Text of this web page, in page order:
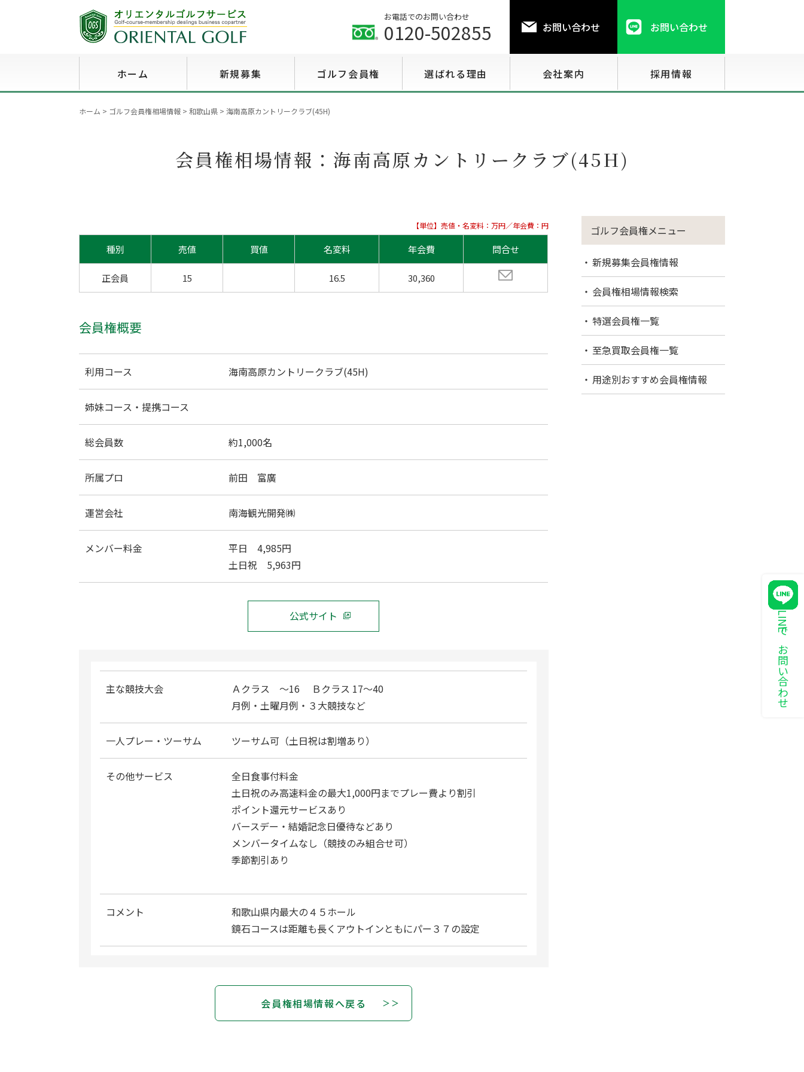
お電話でのお問い合わせ
0120-502855 お問い合わせ お問い合わせ
ホーム 新規募集 ゴルフ会員権
ゴルフ会員権相場情報
至急買い会員権情報
選ばれる理由 会社案内 採用情報
LINEでお問い合わせ
ホーム > ゴルフ会員権相場情報 > 和歌山県 > 海南高原カントリークラブ(45H)
会員権相場情報： 海南高原カントリークラブ(45H)
【単位】売値・名変料：万円／年会費：円
種別 売値 買値 名変料 年会費 問合せ
正会員 15 16.5 30,360
会員権概要
利用コース 海南高原カントリークラブ(45H)
姉妹コース・提携コース
総会員数 約1,000名
所属プロ 前田 富廣
運営会社 南海観光開発㈱
メンバー料金
平日 4,985円
土日祝 5,963円
公式サイト
主な競技大会
Ａクラス ～16 Ｂクラス 17～40
月例・土曜月例・３大競技など
一人プレー・ツーサム ツーサム可（土日祝は割増あり）
その他サービス
全日食事付料金
土日祝のみ高速料金の最大1,000円までプレー費より割引
ポイント還元サービスあり
バースデー・結婚記念日優待などあり
メンバータイムなし（競技のみ組合せ可）
季節割引あり
コメント
和歌山県内最大の４５ホール
鏡石コースは距離も長くアウトインともにパー３７の設定
会員権相場情報へ戻る
ゴルフ会員権メニュー
新規募集会員権情報
会員権相場情報検索
特選会員権一覧
至急買取会員権一覧
用途別おすすめ会員権情報